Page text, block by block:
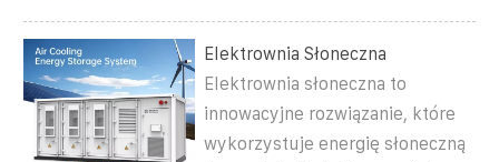
Elektrownia Słoneczna
Elektrownia słoneczna to
innowacyjne rozwiązanie, które
wykorzystuje energię słoneczną